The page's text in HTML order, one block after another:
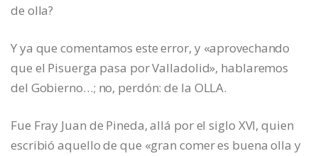
de olla?
Y ya que comentamos este error, y «aprovechando
que el Pisuerga pasa por Valladolid», hablaremos
del Gobierno…; no, perdón: de la OLLA.
Fue Fray Juan de Pineda, allá por el siglo XVI, quien
escribió aquello de que «gran comer es buena olla y